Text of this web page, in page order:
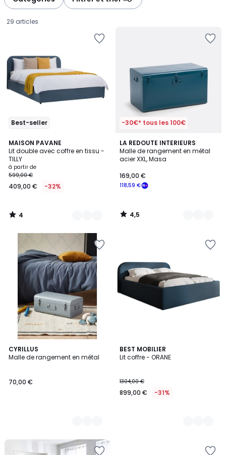
29 articles
Best-seller
MAISON PAVANE
Lit double avec coffre en tissu -
TILLY
Prix
à
partir
409,00
€
599,00
réduction
appliquée.
à partir de
599,00 €
409,00 € -32%
4
/
5
3
Couleurs
4
/
-30€* tous les 100€
LA REDOUTE INTERIEURS
Malle de rangement en métal
acier XXL, Masa
118,59 €
169,00 €
4,5
/ 5
5
Couleurs
4,5
/
CYRILLUS
Malle de rangement en métal
70,00 €
4
Couleurs
BEST MOBILIER
Lit coffre - ORANE
1304,00 €
899,00 € -31%
7
Couleurs